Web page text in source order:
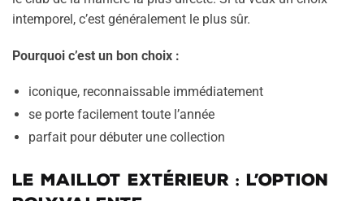
intemporel, c’est généralement le plus sûr.
Pourquoi c’est un bon choix :
iconique, reconnaissable immédiatement
se porte facilement toute l’année
parfait pour débuter une collection
Le maillot extérieur : l’option